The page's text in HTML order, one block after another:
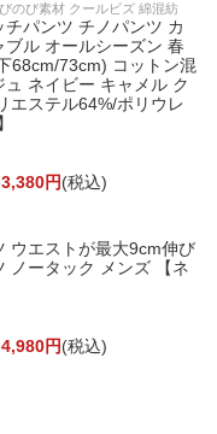
のび素材 クールビズ 綿混紡
チパンツ チノパンツ カ
ル オールシーズン 春
68cm/73cm) コットン混
ネイビー キャメル ク
エステル64%/ポリウレ
3,380円(税込)
ウエストが最大9cm伸び
ノータック メンズ 【ネ
4,980円(税込)